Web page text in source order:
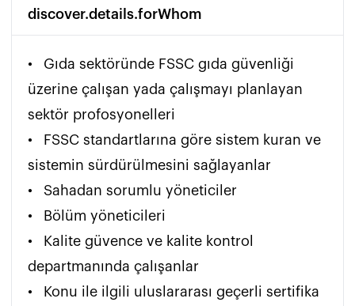
discover.details.forWhom
•	Gıda sektöründe FSSC gıda güvenliği
üzerine çalışan yada çalışmayı planlayan
sektör profosyonelleri
•	FSSC standartlarına göre sistem kuran ve
sistemin sürdürülmesini sağlayanlar
•	Sahadan sorumlu yöneticiler
•	Bölüm yöneticileri
•	Kalite güvence ve kalite kontrol
departmanında çalışanlar
•	Konu ile ilgili uluslararası geçerli sertifika